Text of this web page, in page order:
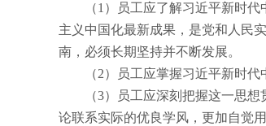
（1 ）员工应了解习近平新时
主义中国化最新成果，是党和人民
南，必须长期坚持并不断发展。
（2）员工应掌握习近平新时
（3）员工应深刻把握这一思
论联系实际的优良学风，更加自觉